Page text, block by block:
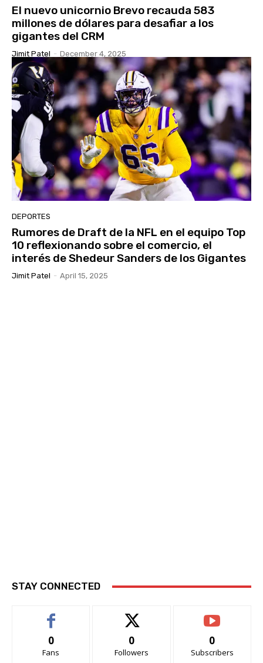
El nuevo unicornio Brevo recauda 583
millones de dólares para desafiar a los
gigantes del CRM
Jimit Patel - December 4, 2025
DEPORTES
Rumores de Draft de la NFL en el equipo Top
10 reflexionando sobre el comercio, el
interés de Shedeur Sanders de los Gigantes
Jimit Patel - April 15, 2025
STAY CONNECTED
0
Fans
0
Followers
0
Subscribers